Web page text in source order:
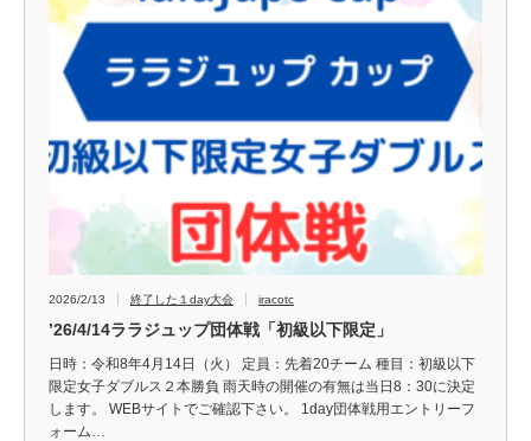
2026/2/13 終了した１day大会 iracotc
’26/4/14ララジュップ団体戦「初級以下限定」
日時：令和8年4月14日（火） 定員：先着20チーム 種目：初級以下
限定女子ダブルス２本勝負 雨天時の開催の有無は当日8：30に決定
します。 WEBサイトでご確認下さい。 1day団体戦用エントリーフ
ォーム…